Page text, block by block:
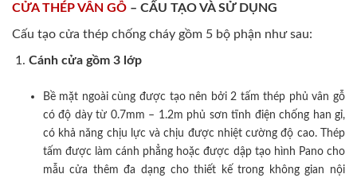
CỬA THÉP VÂN GỖ – CẤU TẠO VÀ SỬ DỤNG
Cấu tạo cửa thép chống cháy gồm 5 bộ phận như sau:
Cánh cửa gồm 3 lớp
Bề mặt ngoài cùng được tạo nên bởi 2 tấm thép phủ vân gỗ
có độ dày từ 0.7mm – 1.2m phủ sơn tĩnh điện chống han gỉ,
có khả năng chịu lực và chịu được nhiệt cường độ cao. Thép
tấm được làm cánh phẳng hoặc được dập tạo hình Pano cho
mẫu cửa thêm đa dạng cho thiết kế trong không gian nội